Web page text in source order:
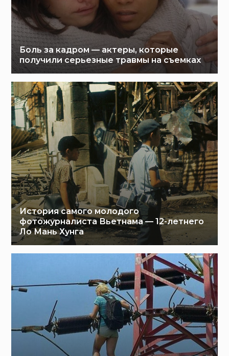
Боль за кадром — актеры, которые
получили серьезные травмы на съемках
История самого молодого
фотожурналиста Вьетнама — 12-летнего
Ло Мань Хунга